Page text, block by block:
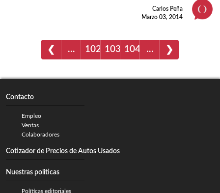
Carlos Peña
Marzo 03, 2014
❮ … 102 103 104 … ❯
Contacto
Empleo
Ventas
Colaboradores
Cotizador de Precios de Autos Usados
Nuestras politicas
Políticas editoriales